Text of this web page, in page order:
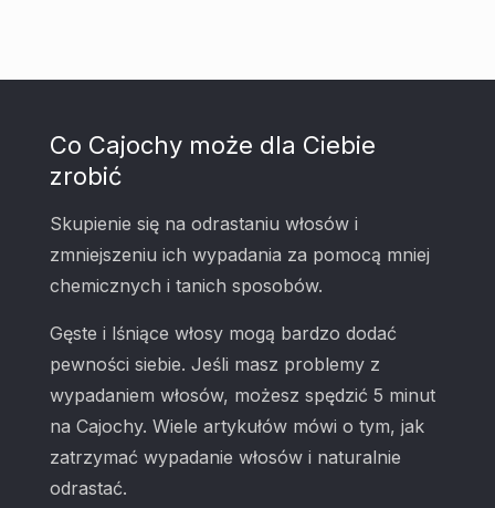
Co Cajochy może dla Ciebie
zrobić
Skupienie się na odrastaniu włosów i
zmniejszeniu ich wypadania za pomocą mniej
chemicznych i tanich sposobów.
Gęste i lśniące włosy mogą bardzo dodać
pewności siebie. Jeśli masz problemy z
wypadaniem włosów, możesz spędzić 5 minut
na Cajochy. Wiele artykułów mówi o tym, jak
zatrzymać wypadanie włosów i naturalnie
odrastać.